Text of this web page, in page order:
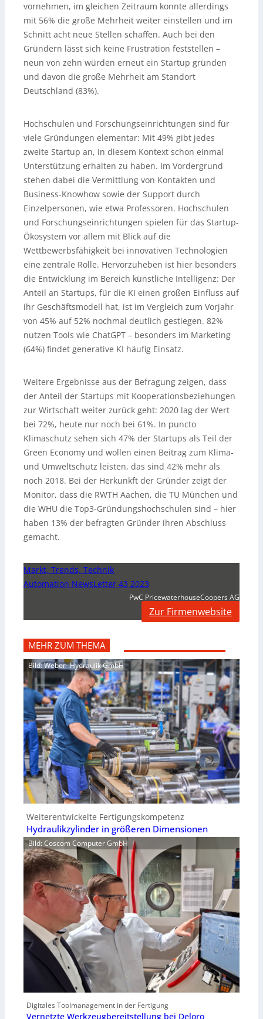
vornehmen, im gleichen Zeitraum konnte allerdings
mit 56% die große Mehrheit weiter einstellen und im
Schnitt acht neue Stellen schaffen. Auch bei den
Gründern lässt sich keine Frustration feststellen –
neun von zehn würden erneut ein Startup gründen
und davon die große Mehrheit am Standort
Deutschland (83%).
Hochschulen und Forschungseinrichtungen sind für
viele Gründungen elementar: Mit 49% gibt jedes
zweite Startup an, in diesem Kontext schon einmal
Unterstützung erhalten zu haben. Im Vordergrund
stehen dabei die Vermittlung von Kontakten und
Business-Knowhow sowie der Support durch
Einzelpersonen, wie etwa Professoren. Hochschulen
und Forschungseinrichtungen spielen für das Startup-
Ökosystem vor allem mit Blick auf die
Wettbewerbsfähigkeit bei innovativen Technologien
eine zentrale Rolle. Hervorzuheben ist hier besonders
die Entwicklung im Bereich künstliche Intelligenz: Der
Anteil an Startups, für die KI einen großen Einfluss auf
ihr Geschäftsmodell hat, ist im Vergleich zum Vorjahr
von 45% auf 52% nochmal deutlich gestiegen. 82%
nutzen Tools wie ChatGPT – besonders im Marketing
(64%) findet generative KI häufig Einsatz.
Weitere Ergebnisse aus der Befragung zeigen, dass
der Anteil der Startups mit Kooperationsbeziehungen
zur Wirtschaft weiter zurück geht: 2020 lag der Wert
bei 72%, heute nur noch bei 61%. In puncto
Klimaschutz sehen sich 47% der Startups als Teil der
Green Economy und wollen einen Beitrag zum Klima-
und Umweltschutz leisten, das sind 42% mehr als
noch 2018. Bei der Herkunkft der Gründer zeigt der
Monitor, dass die RWTH Aachen, die TU München und
die WHU die Top3-Gründungshochschulen sind – hier
haben 13% der befragten Gründer ihren Abschluss
gemacht.
Markt, Trends, Technik
Automation NewsLetter 43 2023
PwC PricewaterhouseCoopers AG
Zur Firmenwebsite
MEHR ZUM THEMA
Bild: Weber- Hydraulik GmbH
Weiterentwickelte Fertigungskompetenz
Hydraulikzylinder in größeren Dimensionen
Bild: Coscom Computer GmbH
Digitales Toolmanagement in der Fertigung
Vernetzte Werkzeugbereitstellung bei Deloro